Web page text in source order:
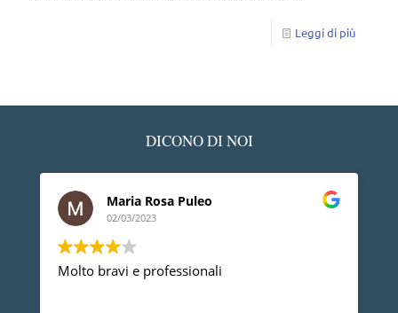
Leggi di più
DICONO DI NOI
Maria Rosa Puleo
02/03/2023
Molto bravi e professionali